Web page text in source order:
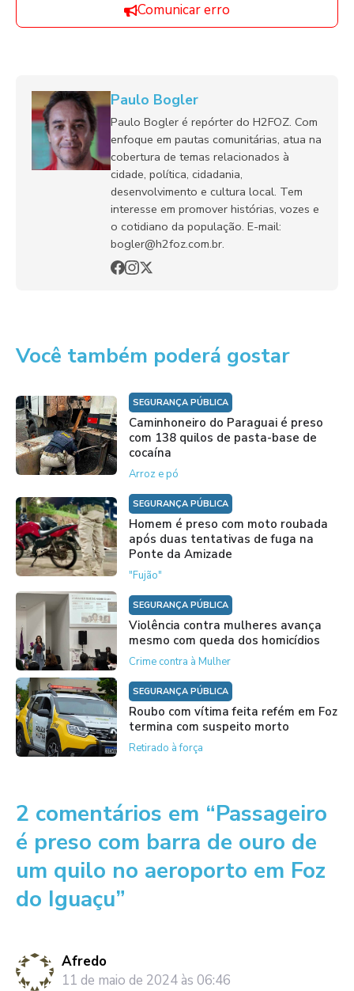
Comunicar erro
Paulo Bogler
Paulo Bogler é repórter do H2FOZ. Com
enfoque em pautas comunitárias, atua na
cobertura de temas relacionados à
cidade, política, cidadania,
desenvolvimento e cultura local. Tem
interesse em promover histórias, vozes e
o cotidiano da população. E-mail:
bogler@h2foz.com.br.
Você também poderá gostar
SEGURANÇA PÚBLICA
Caminhoneiro do Paraguai é preso
com 138 quilos de pasta-base de
cocaína
Arroz e pó
SEGURANÇA PÚBLICA
Homem é preso com moto roubada
após duas tentativas de fuga na
Ponte da Amizade
"Fujão"
SEGURANÇA PÚBLICA
Violência contra mulheres avança
mesmo com queda dos homicídios
Crime contra à Mulher
SEGURANÇA PÚBLICA
Roubo com vítima feita refém em Foz
termina com suspeito morto
Retirado à força
2 comentários em “Passageiro
é preso com barra de ouro de
um quilo no aeroporto em Foz
do Iguaçu”
Afredo
11 de maio de 2024 às 06:46